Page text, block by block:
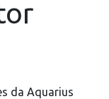
da Aquarius